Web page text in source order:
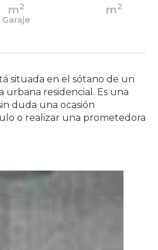
m2
Garaje
m2
situada en el sótano de un
residencial. Es una
duda una ocasión
o realizar una prometedora